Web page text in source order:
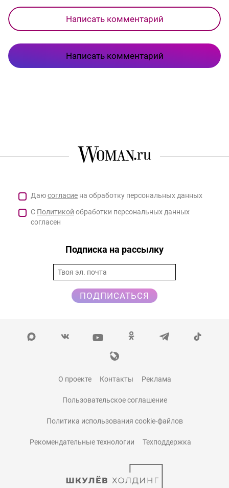
Написать комментарий
Написать комментарий
Даюсогласие на обработку персональных данных
С Политикой обработки персональных данных
согласен
Подписка на рассылку
ПОДПИСАТЬСЯ
О проекте Контакты Реклама
Пользовательское соглашение
Политика использования cookie-файлов
Рекомендательные технологии Техподдержка